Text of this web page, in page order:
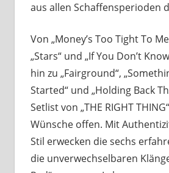
aus allen Schaffensperioden
Von „Money’s Too Tight To
„Stars“ und „If You Don’t
hin zu „Fairground“,
Started“ und „Holding Back
Setlist von „THE RIGHT
Wünsche offen. Mit
Stil erwecken die sechs
die unverwechselbaren